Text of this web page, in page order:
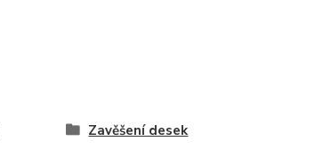
Zavěšení desek